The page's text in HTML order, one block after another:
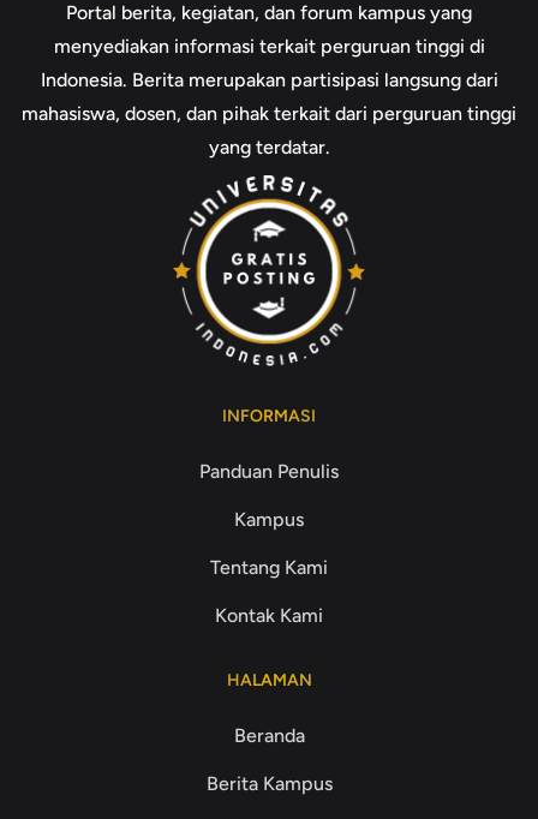
Portal berita, kegiatan, dan forum kampus yang
menyediakan informasi terkait perguruan tinggi di
Indonesia. Berita merupakan partisipasi langsung dari
mahasiswa, dosen, dan pihak terkait dari perguruan tinggi
yang terdatar.
INFORMASI
Panduan Penulis
Kampus
Tentang Kami
Kontak Kami
HALAMAN
Beranda
Berita Kampus